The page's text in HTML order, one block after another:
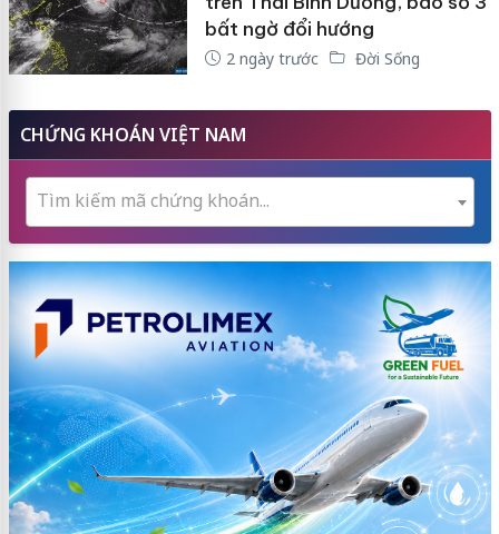
bất ngờ đổi hướng
2 ngày trước Đời Sống
CHỨNG KHOÁN VIỆT NAM
Tìm kiếm mã chứng khoán...